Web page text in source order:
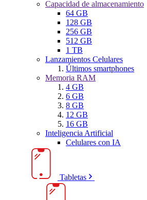
Capacidad de almacenamiento
64 GB
128 GB
256 GB
512 GB
1 TB
Lanzamientos Celulares
Últimos smartphones
Memoria RAM
4 GB
6 GB
8 GB
12 GB
16 GB
Inteligencia Artificial
Celulares con IA
Tabletas